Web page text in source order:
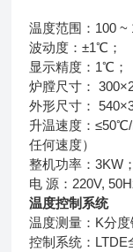
温度范围：100 ~
波动度：±1℃；
显示精度：1℃；
炉膛尺寸：
外形尺寸：
升温速度：
任何速度）
整机功率：3KW；
电 源：220V,
温度控制系统
温度测量：K分度
控制系统：